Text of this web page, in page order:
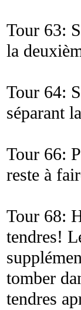
Tour 63:
la
Tour 64:
séparant
Tour 66:
reste à
Tour 68:
tendres!
tomber
tendres